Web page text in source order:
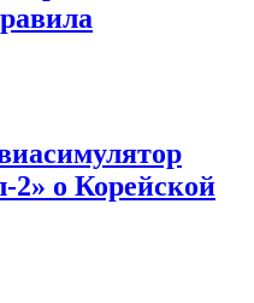
2» о Корейской